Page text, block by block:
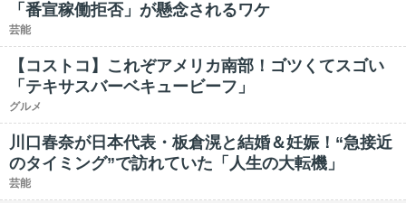
「番宣稼働拒否」が懸念されるワケ
芸能
【コストコ】これぞアメリカ南部！ゴツくてスゴい
「テキサスバーベキュービーフ」
グルメ
川口春奈が日本代表・板倉滉と結婚＆妊娠！“急接近
のタイミング”で訪れていた「人生の大転機」
芸能